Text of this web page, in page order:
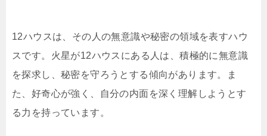
12ハウスは、その人の無意識や秘密の領域を表すハウ
スです。火星が12ハウスにある人は、積極的に無意識
を探求し、秘密を守ろうとする傾向があります。ま
た、好奇心が強く、自分の内面を深く理解しようとす
る力を持っています。